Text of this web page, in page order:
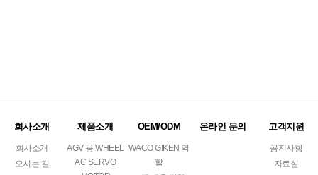
회사소개
회사소개
오시는 길
제품소개
AGV 용 WHEEL
AC SERVO
OEM/ODM
WACO GIKEN 역
할
온라인 문의 고객지원
공지사항
자료실